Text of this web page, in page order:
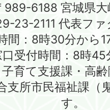
989-6188 宮城県大
23-2111 代表フ
間：8時30分から
受付時間：8時
育て支援課・高
支所市民福祉課（
す。